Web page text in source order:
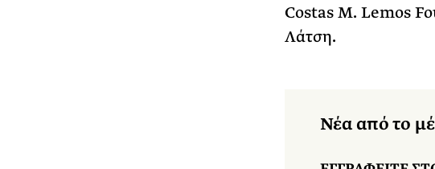
Costas M. Lemos
Λάτση.
Νέα από το